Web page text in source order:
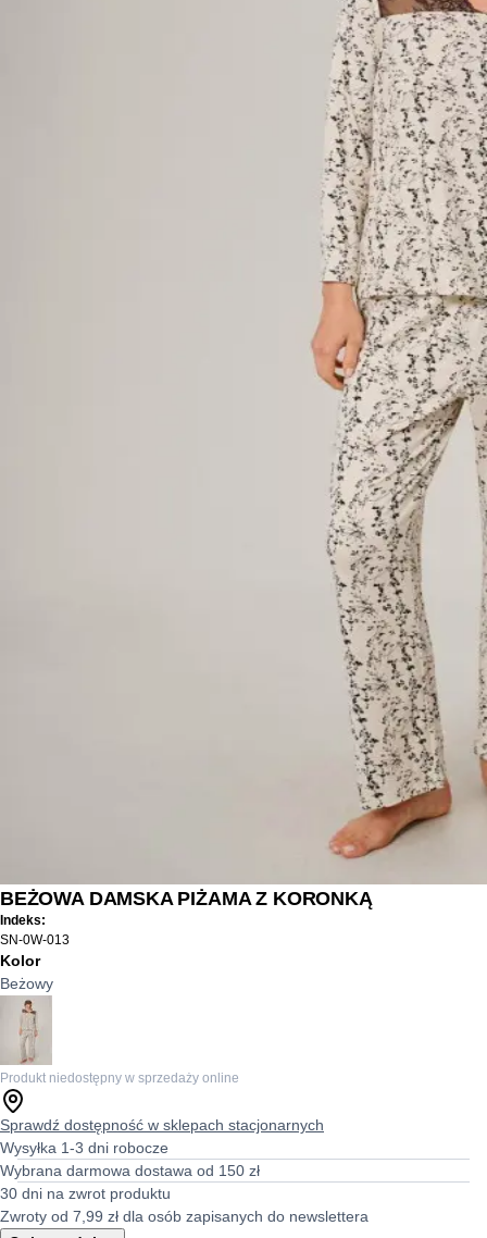
BEŻOWA DAMSKA PIŻAMA Z KORONKĄ
Indeks:
SN-0W-013
Kolor
Beżowy
Produkt niedostępny w sprzedaży online
Sprawdź dostępność w sklepach stacjonarnych
Wysyłka 1-3 dni robocze
Wybrana darmowa dostawa od 150 zł
30 dni na zwrot produktu
Zwroty od 7,99 zł dla osób zapisanych do newslettera